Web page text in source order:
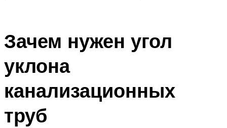
Зачем нужен угол
уклона
канализационных
труб